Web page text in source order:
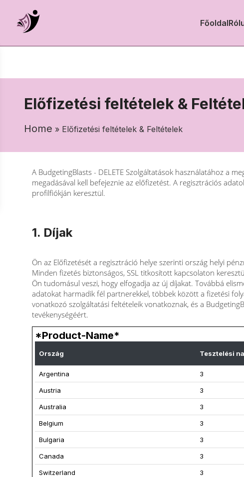
Főoldal
Előfizetési feltételek &
Home » Előfizetési feltételek & Feltételek
A BudgetingBlasts - DELETE Szolgáltatások használatához a
megadásával kell befejeznie az előfizetést. A regisztrációs
profilfiókján keresztül.
1. Díjak
Ön az Előfizetését a regisztráció helye szerinti ország helyi
Minden fizetés biztonságos, SSL titkosított kapcsolaton
Ön tudomásul veszi, hogy elfogadja az új díjakat. Továbbá
adatokat harmadik fél partnerekkel, többek között a fizetési
vonatkozó szolgáltatási feltételeik vonatkoznak, és a
tevékenységéért.
*Product-Name*
Ország Tesztelési
Argentina 3
Austria 3
Australia 3
Belgium 3
Bulgaria 3
Canada 3
Switzerland 3